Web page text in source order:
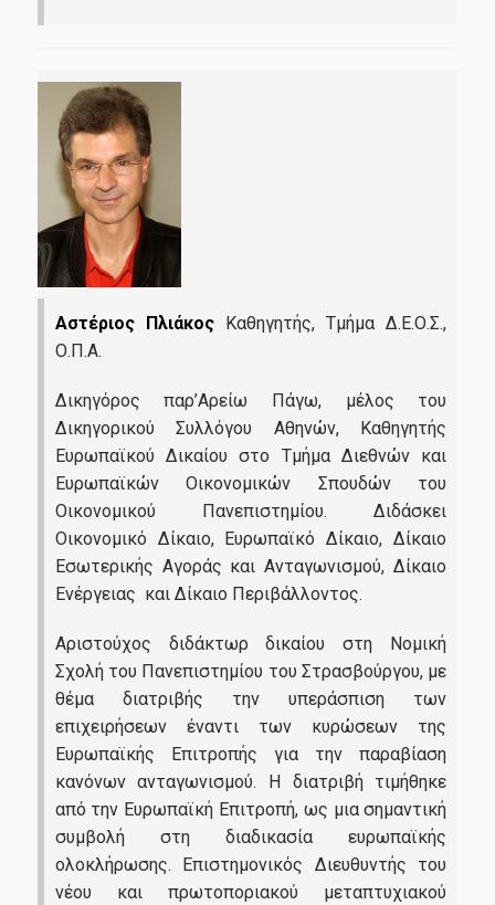
Αστέριος Πλιάκος
Καθηγητής, Τμήμα Δ.Ε.Ο.Σ.,
Ο.Π.Α.
Δικηγόρος παρ’Αρείω Πάγω, μέλος του
Δικηγορικού Συλλόγου Αθηνών,
Kαθηγητής
Ευρωπαϊκού Δικαίου στο Τμήμα Διεθνών και
Ευρωπαϊκών Οικονομικών Σπουδών του
Οικονομικού Πανεπιστημίου. Διδάσκει
Οικονομικό Δίκαιο, Ευρωπαϊκό Δίκαιο, Δίκαιο
Εσωτερικής Αγοράς και Ανταγωνισμού, Δίκαιο
Ενέργειας και Δίκαιο Περιβάλλοντος.
Αριστούχος διδάκτωρ δικαίου στη Νομική
Σχολή του Πανεπιστημίου του Στρασβούργου, με
θέμα διατριβής την υπεράσπιση των
επιχειρήσεων έναντι των κυρώσεων της
Ευρωπαϊκής Επιτροπής για την παραβίαση
κανόνων ανταγωνισμού. Η διατριβή τιμήθηκε
από την Ευρωπαϊκή Επιτροπή, ως μια σημαντική
συμβολή στη διαδικασία ευρωπαϊκής
ολοκλήρωσης. Επιστημονικός Διευθυντής του
νέου και πρωτοποριακού μεταπτυχιακού